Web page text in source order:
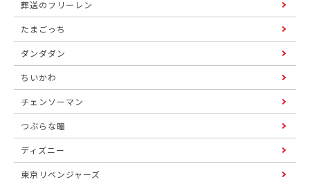
葬送のフリーレン
たまごっち
ダンダダン
ちいかわ
チェンソーマン
つぶらな瞳
ディズニー
東京リベンジャーズ